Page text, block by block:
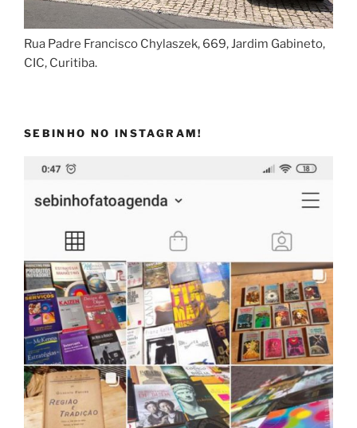
Rua Padre Francisco Chylaszek, 669, Jardim Gabineto,
CIC, Curitiba.
SEBINHO NO INSTAGRAM!